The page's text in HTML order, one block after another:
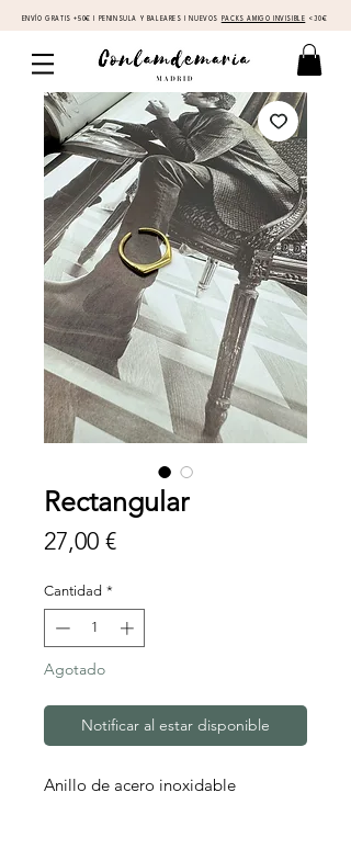
ENVÍO GRATIS +50€ I PENINSULA Y BALEARES I NUEVOS PACKS AMIGO INVISIBLE <30€
Rectangular
27,00 €Precio
Cantidad *
Agotado
Notificar al estar disponible
Anillo de acero inoxidable